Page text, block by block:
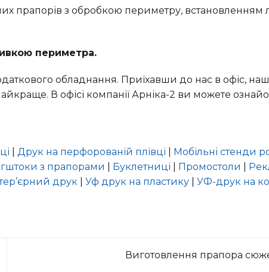
прапорів з обробкою периметру, встановленням
периметра.
обладнання. Приїхавши до нас в офіс,
В офісі компанії Арніка-2 ви можете
Друк на перфорованій плівці Мобільні стенди
з прапорами Буклетниці Промостоли
друк Уф друк на пластику УФ-друк на
Виготовлення прапора